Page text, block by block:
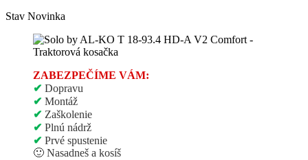
Stav Novinka
ZABEZPEČÍME VÁM:
✔ Dopravu
✔ Montáž
✔ Zaškolenie
✔ Plnú nádrž
✔ Prvé spustenie
🙂 Nasadneš a kosíš